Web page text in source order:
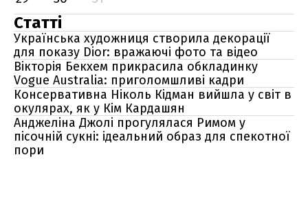
Статті
Українська художниця створила декорації
для показу Dior: вражаючі фото та відео
Вікторія Бекхем прикрасила обкладинку
Vogue Australia: приголомшливі кадри
Консервативна Ніколь Кідман вийшла у світ в
окулярах, як у Кім Кардашян
Анджеліна Джолі прогулялася Римом у
пісочній сукні: ідеальний образ для спекотної
пори